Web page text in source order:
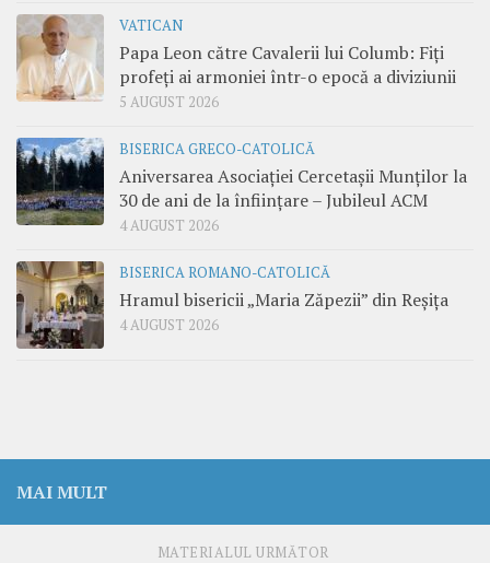
VATICAN
Papa Leon către Cavalerii lui Columb: Fiți
profeți ai armoniei într-o epocă a diviziunii
5 AUGUST 2026
BISERICA GRECO-CATOLICĂ
Aniversarea Asociației Cercetașii Munților la
30 de ani de la înființare – Jubileul ACM
4 AUGUST 2026
BISERICA ROMANO-CATOLICĂ
Hramul bisericii „Maria Zăpezii” din Reșița
4 AUGUST 2026
MAI MULT
MATERIALUL URMĂTOR